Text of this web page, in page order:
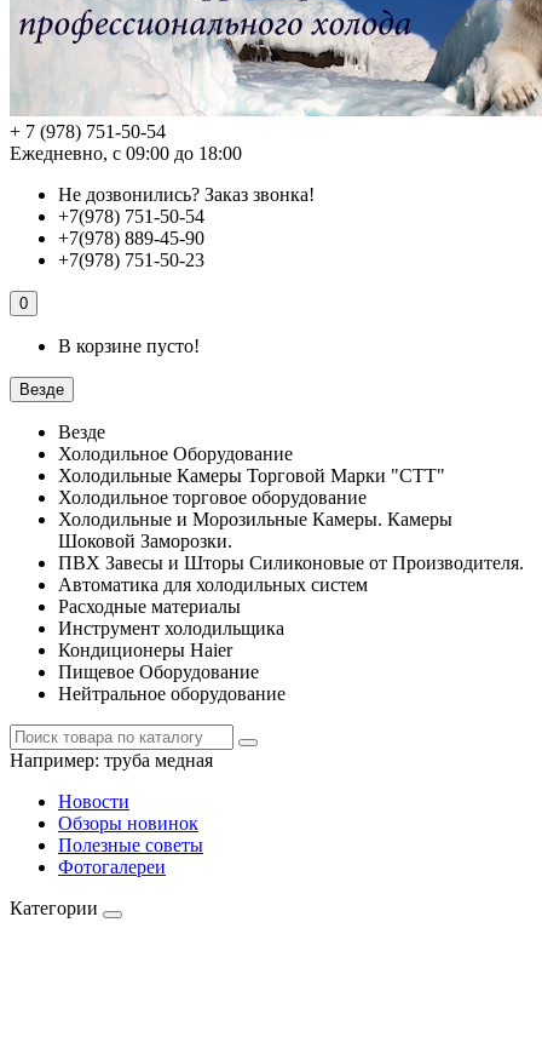
+ 7 (978) 751-50-54
Ежедневно, с 09:00 до 18:00
Не дозвонились? Заказ звонка!
+7(978) 751-50-54
+7(978) 889-45-90
+7(978) 751-50-23
0
В корзине пусто!
Везде
Везде
Холодильное Оборудование
Холодильные Камеры Торговой Марки "СТТ"
Холодильное торговое оборудование
Холодильные и Морозильные Камеры. Камеры
Шоковой Заморозки.
ПВХ Завесы и Шторы Силиконовые от Производителя.
Автоматика для холодильных систем
Расходные материалы
Инструмент холодильщика
Кондиционеры Haier
Пищевое Оборудование
Нейтральное оборудование
Например: труба медная
Новости
Обзоры новинок
Полезные советы
Фотогалереи
Категории